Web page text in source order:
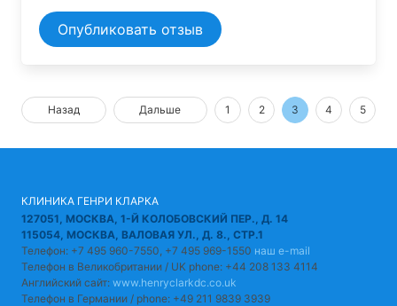
Опубликовать отзыв
Назад Дальше 1 2 3 4 5
КЛИНИКА ГЕНРИ КЛАРКА
127051, МОСКВА, 1-Й КОЛОБОВСКИЙ ПЕР., Д. 14
115054, МОСКВА, ВАЛОВАЯ УЛ., Д. 8., СТР.1
Телефон: +7 495 960-7550, +7 495 969-1550 наш e-mail
Телефон в Великобритании / UK phone: +44 208 133 4114
Английский сайт: www.henryclarkdc.co.uk
Телефон в Германии / phone: +49 211 9839 3939